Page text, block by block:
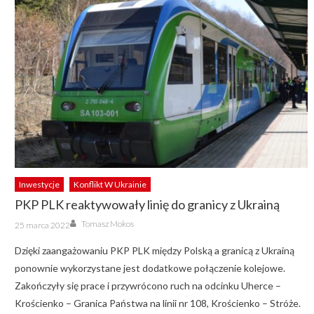
Inwestycje Konflikt W Ukrainie
PKP PLK reaktywowały linię do granicy z Ukrainą
Posted
on
25 marca 2022 Author
Tomasz Mokos
Dzięki zaangażowaniu PKP PLK między Polską a granicą z Ukrainą
ponownie wykorzystane jest dodatkowe połączenie kolejowe.
Zakończyły się prace i przywrócono ruch na odcinku Uherce –
Krościenko – Granica Państwa na linii nr 108, Krościenko – Stróże.